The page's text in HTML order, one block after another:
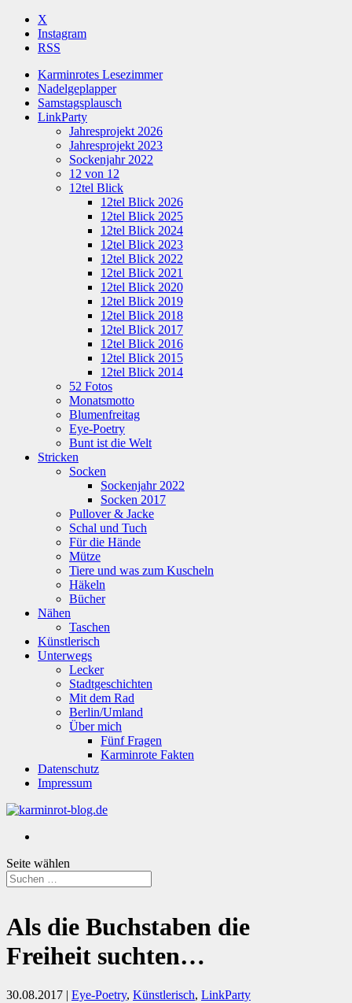
X
Instagram
RSS
Karminrotes Lesezimmer
Nadelgeplapper
Samstagsplausch
LinkParty
Jahresprojekt 2026
Jahresprojekt 2023
Sockenjahr 2022
12 von 12
12tel Blick
12tel Blick 2026
12tel Blick 2025
12tel Blick 2024
12tel Blick 2023
12tel Blick 2022
12tel Blick 2021
12tel Blick 2020
12tel Blick 2019
12tel Blick 2018
12tel Blick 2017
12tel Blick 2016
12tel Blick 2015
12tel Blick 2014
52 Fotos
Monatsmotto
Blumenfreitag
Eye-Poetry
Bunt ist die Welt
Stricken
Socken
Sockenjahr 2022
Socken 2017
Pullover & Jacke
Schal und Tuch
Für die Hände
Mütze
Tiere und was zum Kuscheln
Häkeln
Bücher
Nähen
Taschen
Künstlerisch
Unterwegs
Lecker
Stadtgeschichten
Mit dem Rad
Berlin/Umland
Über mich
Fünf Fragen
Karminrote Fakten
Datenschutz
Impressum
Seite wählen
Als die Buchstaben die
Freiheit suchten…
30.08.2017 | Eye-Poetry, Künstlerisch, LinkParty